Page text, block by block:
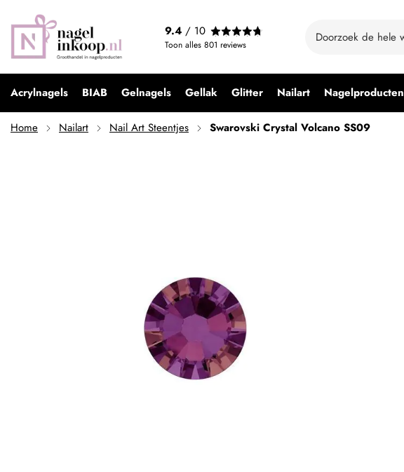
9.4 / 10
Toon alles 801 reviews
Acrylnagels BIAB Gelnagels Gellak Glitter Nailart Nagelproducten
Home Nailart Nail Art Steentjes Swarovski Crystal Volcano SS09
Swarovski Crystal Volcano SS09
€ 9,95